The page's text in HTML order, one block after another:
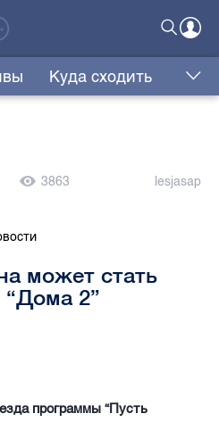
Куда сходить
3863 lesjasap
может стать
2”
программы “Пусть